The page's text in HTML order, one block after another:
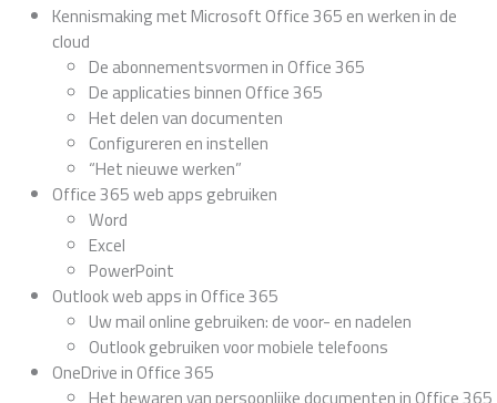
Kennismaking met Microsoft Office 365 en werken in de
cloud
De abonnementsvormen in Office 365
De applicaties binnen Office 365
Het delen van documenten
Configureren en instellen
“Het nieuwe werken”
Office 365 web apps gebruiken
Word
Excel
PowerPoint
Outlook web apps in Office 365
Uw mail online gebruiken: de voor- en nadelen
Outlook gebruiken voor mobiele telefoons
OneDrive in Office 365
Het bewaren van persoonlijke documenten in Office 365